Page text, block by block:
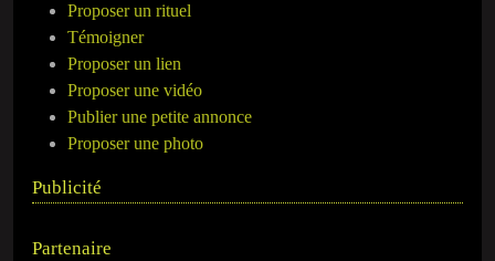
Proposer un rituel
Témoigner
Proposer un lien
Proposer une vidéo
Publier une petite annonce
Proposer une photo
Publicité
Partenaire